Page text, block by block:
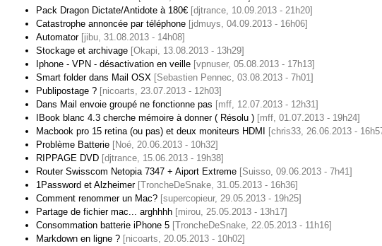
Pack Dragon Dictate/Antidote à 180€ [djtrance, 10.09.2013 - 21h20]
Catastrophe annoncée par téléphone [jdmuys, 04.09.2013 - 16h06]
Automator [jibu, 31.08.2013 - 14h08]
Stockage et archivage [Okapi, 13.08.2013 - 13h29]
Iphone - VPN - désactivation en veille [vpnuser, 05.08.2013 - 17h13]
Smart folder dans Mail OSX [Sebastien Pennec, 03.08.2013 - 7h01]
Publipostage ? [nicoarts, 23.07.2013 - 12h03]
Dans Mail envoie groupé ne fonctionne pas [mff, 12.07.2013 - 12h31]
IBook blanc 4.3 cherche mémoire à donner ( Résolu ) [mff, 01.07.2013 - 19h24]
Macbook pro 15 retina (ou pas) et deux moniteurs HDMI
[chris33, 26.06.2013 -
Problème Batterie [Noé, 20.06.2013 - 10h32]
RIPPAGE DVD [djtrance, 15.06.2013 - 19h38]
Router Swisscom Netopia 7347 + Aiport Extreme [Suisso, 09.06.2013 - 7h41]
1Password et Alzheimer [TroncheDeSnake, 31.05.2013 - 16h36]
Comment renommer un Mac? [supercopieur, 29.05.2013 - 19h25]
Partage de fichier mac... arghhhh [mirou, 25.05.2013 - 13h17]
Consommation batterie iPhone 5 [TroncheDeSnake, 22.05.2013 - 11h16]
Markdown en ligne ? [nicoarts, 20.05.2013 - 10h02]